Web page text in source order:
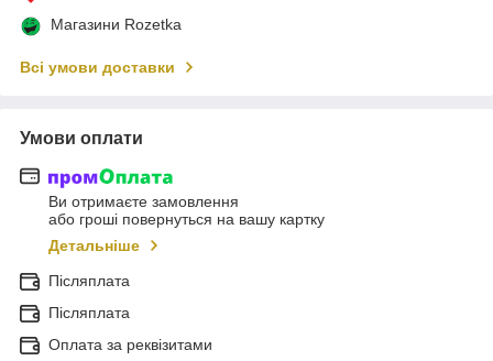
Магазини Rozetka
Всі умови доставки
Умови оплати
Ви отримаєте замовлення
або гроші повернуться на вашу картку
Детальніше
Післяплата
Післяплата
Оплата за реквізитами